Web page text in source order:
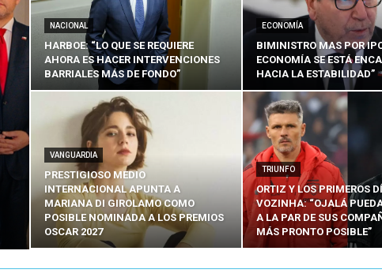
NACIONAL
HARBOE: “LO QUE SE REQUIERE
AHORA ES HACER INTERVENCIONES
BARRIALES MÁS DE FONDO”
ECONOMÍA
BIMINISTRO MAS POR
ECONOMÍA SE ESTÁ
HACIA LA ESTABILIDAD”
VANGUARDIA
PRESTIGIOSO MEDIO
INTERNACIONAL APUNTA A
MARIANA DI GIROLAMO COMO
POSIBLE NOMINADA A LOS PREMIOS
OSCAR 2027
TRIUNFO
ORTIZ Y LOS PRIMEROS
VOZINHA: “OJALÁ
A LA PAR DE SUS
MÁS PRONTO POSIBLE”